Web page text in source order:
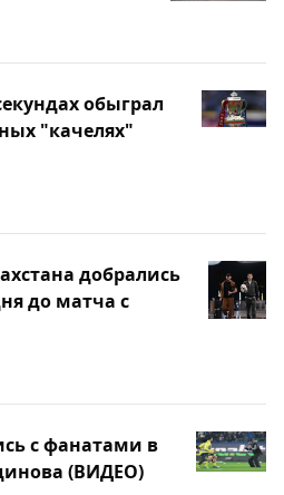
обыграл
"качелях"
добрались
до матча с
с фанатами в
(ВИДЕО)